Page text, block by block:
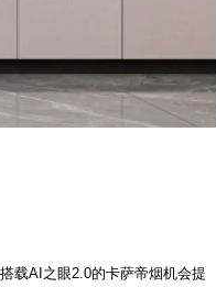
载AI之眼2.0的卡萨帝烟机会提